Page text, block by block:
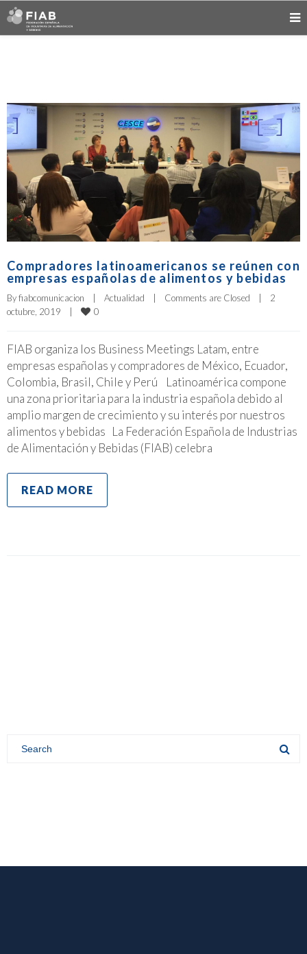
Compradores latinoamericanos se reúnen con
empresas españolas de alimentos y bebidas
By fiabcomunicacion | Actualidad | Comments are Closed |
2
octubre, 2019
| 0
FIAB organiza los Business Meetings Latam, entre
empresas españolas y compradores de México, Ecuador,
Colombia, Brasil, Chile y Perú Latinoamérica compone
una zona prioritaria para la industria española debido al
amplio margen de crecimiento y su interés por nuestros
alimentos y bebidas La Federación Española de Industrias
de Alimentación y Bebidas (FIAB) celebra
READ MORE